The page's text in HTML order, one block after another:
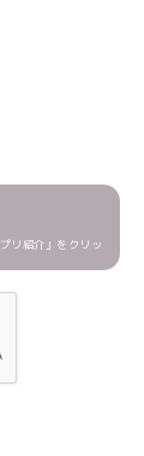
リ紹介」をクリッ